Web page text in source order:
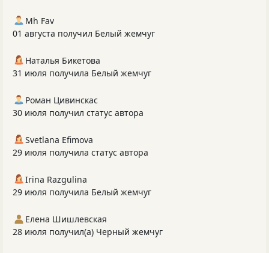
Mh Fav
01 августа получил Белый жемчуг
Наталья Бикетова
31 июля получила Белый жемчуг
Роман Цивинскас
30 июля получил статус автора
Svetlana Efimova
29 июля получила статус автора
Irina Razgulina
29 июля получила Белый жемчуг
Елена Шишлевская
28 июля получил(а) Черный жемчуг